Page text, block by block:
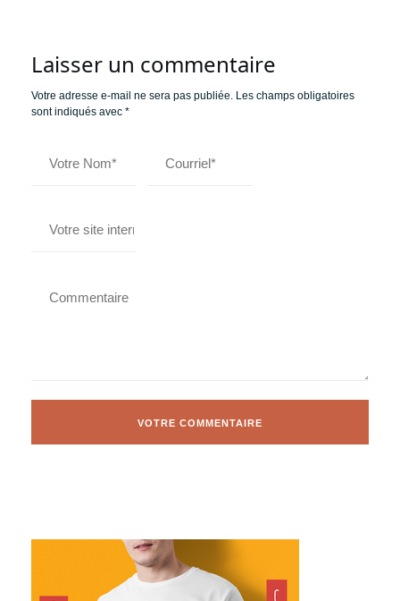
Laisser un commentaire
Votre adresse e-mail ne sera pas publiée. Les champs obligatoires
sont indiqués avec *